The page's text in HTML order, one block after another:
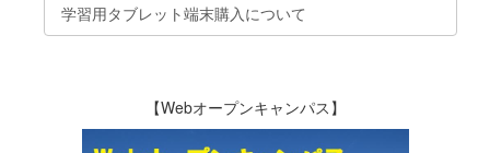
学習用タブレット端末購入について
【Webオープンキャンパス】